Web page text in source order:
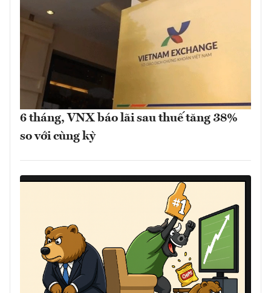
6 tháng, VNX báo lãi sau thuế tăng 38%
so với cùng kỳ